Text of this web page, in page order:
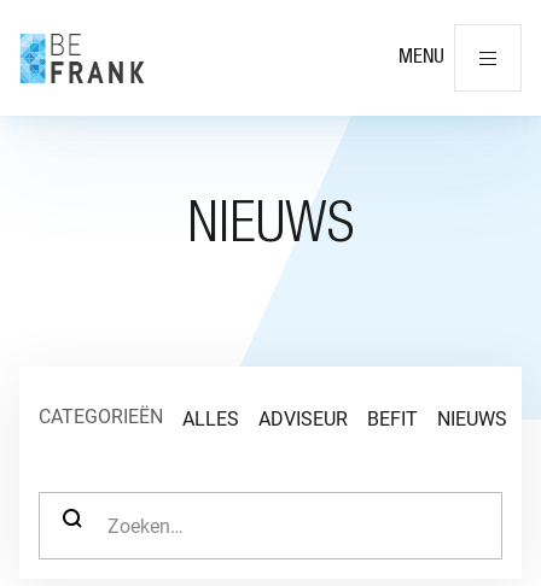
MENU
NIEUWS
CATEGORIEËN ALLES ADVISEUR BEFIT NIEUWS
ZOEK NAAR: